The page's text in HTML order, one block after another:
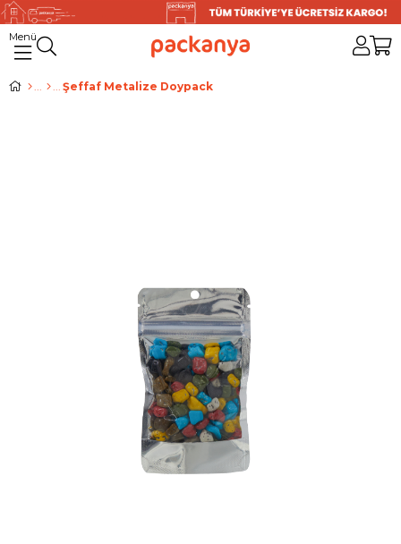
Şeffaf Metalize Doypack